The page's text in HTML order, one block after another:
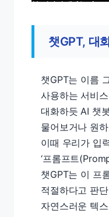
챗GPT, 대
챗GPT는 이름
사용하는 서비
대화하듯 AI 챗
물어보거나 원
이때 우리가 입
‘프롬프트
챗GPT는 이 프
적절하다고 판
자연스러운 텍